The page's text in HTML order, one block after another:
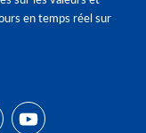
en temps réel sur